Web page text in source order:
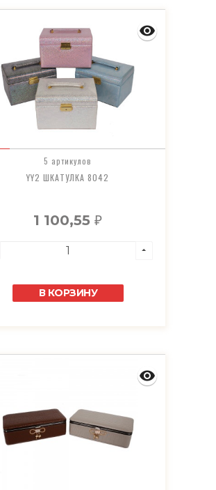
5 артикулов
YY2 ШКАТУЛКА 8042
1 100,55₽
В КОРЗИНУ